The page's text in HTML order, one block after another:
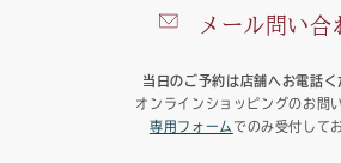
メール問い合
当日のご予約は店舗へお電話く
オンラインショッピングのお問
専用フォーム でのみ受付して